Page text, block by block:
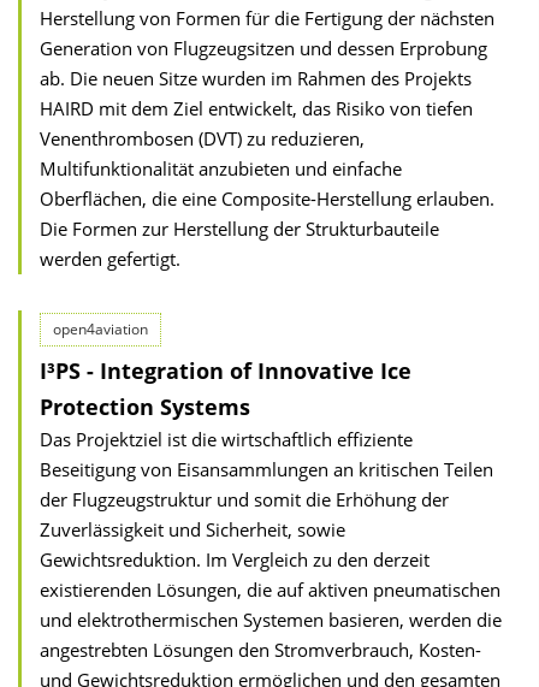
Herstellung von Formen für die Fertigung der nächsten
Generation von Flugzeugsitzen und dessen Erprobung
ab. Die neuen Sitze wurden im Rahmen des Projekts
HAIRD mit dem Ziel entwickelt, das Risiko von tiefen
Venenthrombosen (DVT) zu reduzieren,
Multifunktionalität anzubieten und einfache
Oberflächen, die eine Composite-Herstellung erlauben.
Die Formen zur Herstellung der Strukturbauteile
werden gefertigt.
open4aviation
I³PS - Integration of Innovative Ice
Protection Systems
Das Projektziel ist die wirtschaftlich effiziente
Beseitigung von Eisansammlungen an kritischen Teilen
der Flugzeugstruktur und somit die Erhöhung der
Zuverlässigkeit und Sicherheit, sowie
Gewichtsreduktion. Im Vergleich zu den derzeit
existierenden Lösungen, die auf aktiven pneumatischen
und elektrothermischen Systemen basieren, werden die
angestrebten Lösungen den Stromverbrauch, Kosten-
und Gewichtsreduktion ermöglichen und den gesamten